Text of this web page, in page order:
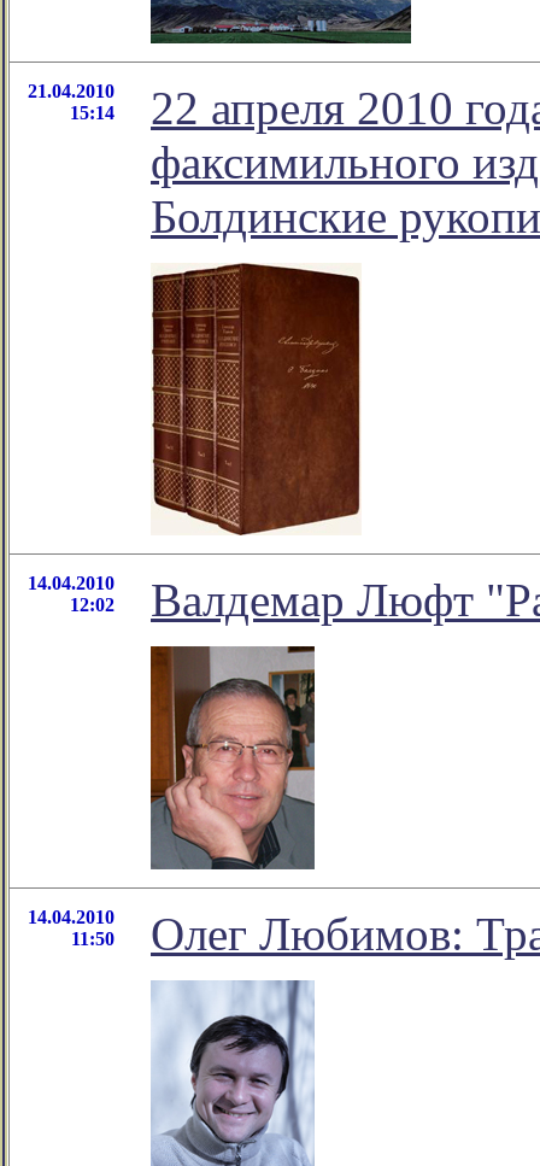
21.04.2010
15:14
22 апреля 2010
факсимильного
Болдинские
14.04.2010
12:02
Валдемар Люфт
14.04.2010
11:50
Олег Любимов: